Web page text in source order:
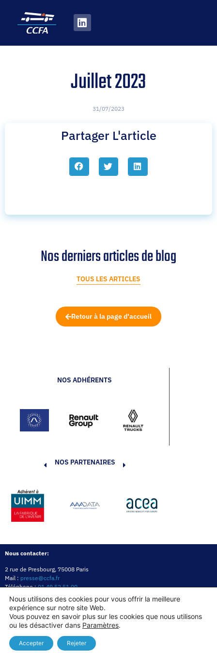
Juillet 2023
31/07/2023
Partager L'article
Nos derniers articles de blog
TOUS LES ARTICLES
Retour à la page d'accueil
NOS ADHÉRENTS
NOS PARTENAIRES
Nous contacter:
2 rue de Presbourg, 75008 Paris
Mail : presse@ccfa.fr
Téléphone :01 49 52 51 00
Réseau :
LinkedIn
Politique de confidentialitéMentions légalesPolitique des cookies
Copyright© 2026
Nous utilisons des cookies pour vous offrir la meilleure
expérience sur notre site Web.
Vous pouvez en savoir plus sur les cookies que nous utilisons
ou les désactiver dans Paramètres.
Accepter Rejeter